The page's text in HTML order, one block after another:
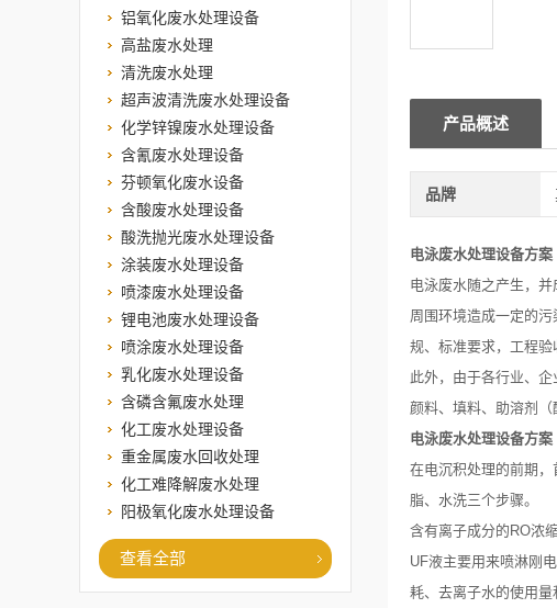
铝氧化废水处理设备
高盐废水处理
清洗废水处理
超声波清洗废水处理设备
化学锌镍废水处理设备
含氰废水处理设备
芬顿氧化废水设备
含酸废水处理设备
酸洗抛光废水处理设备
涂装废水处理设备
喷漆废水处理设备
锂电池废水处理设备
喷涂废水处理设备
乳化废水处理设备
含磷含氟废水处理
化工废水处理设备
重金属废水回收处理
化工难降解废水处理
阳极氧化废水处理设备
查看全部
产品概述
品牌
电泳废水处理设备方案
电泳废水随之产生，
周围环境造成一定的
规、标准要求，工程
此外，由于各行业、
颜料、填料、助溶剂（
电泳废水处理设备方案
在电沉积处理的前期
脂、水洗三个步骤。
含有离子成分的RO浓
UF液主要用来喷淋刚
耗、去离子水的使用量